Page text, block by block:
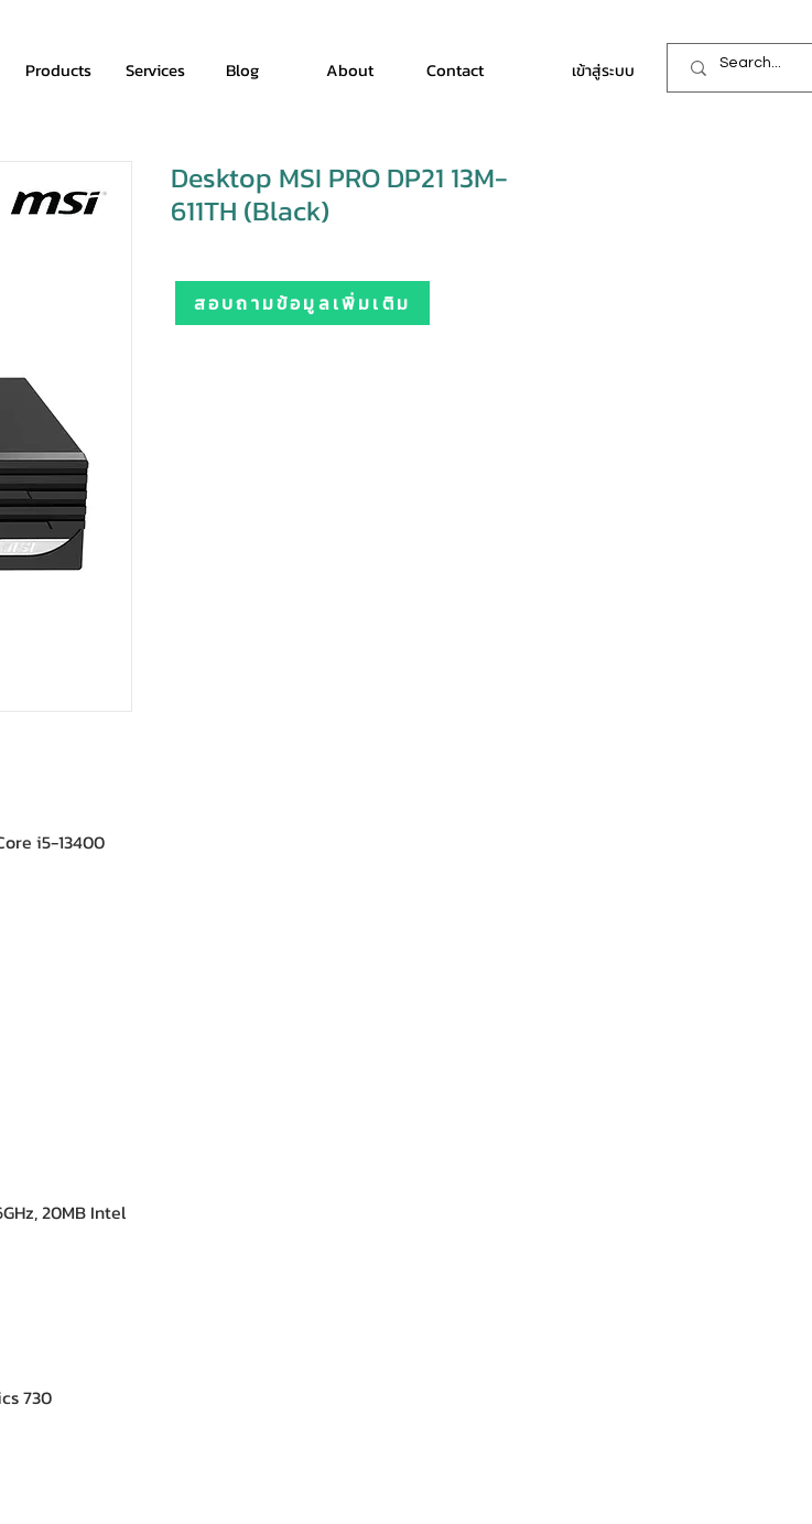
Products Services Blog About Contact เข้าสู่ระบบ
i5-13400
20MB Intel
730
Desktop MSI PRO DP21 13M-
611TH (Black)
สอบถามข้อมูลเพิ่มเติม